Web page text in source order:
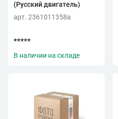
(Русский двигатель)
арт. 2361011358a
*****
В наличии на складе